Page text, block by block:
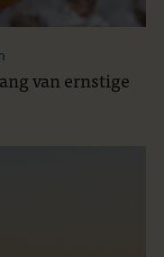
van ernstige